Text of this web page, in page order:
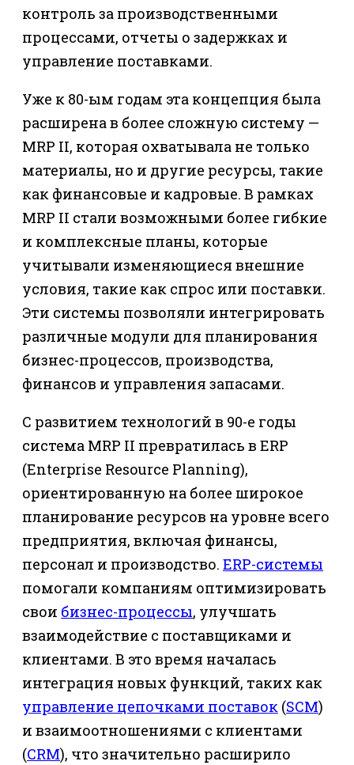
контроль за производственными
процессами, отчеты о задержках и
управление поставками.
Уже к 80-ым годам эта концепция была
расширена в более сложную систему —
MRP II, которая охватывала не только
материалы, но и другие ресурсы, такие
как финансовые и кадровые. В рамках
MRP II стали возможными более гибкие
и комплексные планы, которые
учитывали изменяющиеся внешние
условия, такие как спрос или поставки.
Эти системы позволяли интегрировать
различные модули для планирования
бизнес-процессов, производства,
финансов и управления запасами.
С развитием технологий в 90-е годы
система MRP II превратилась в ERP
(Enterprise Resource Planning),
ориентированную на более широкое
планирование ресурсов на уровне всего
предприятия, включая финансы,
персонал и производство. ERP-системы
помогали компаниям оптимизировать
свои бизнес-процессы, улучшать
взаимодействие с поставщиками и
клиентами. В это время началась
интеграция новых функций, таких как
управление цепочками поставок (SCM)
и взаимоотношениями с клиентами
(CRM), что значительно расширило